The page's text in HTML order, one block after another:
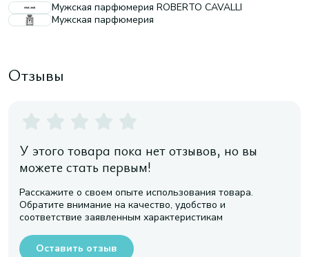
Мужская парфюмерия ROBERTO CAVALLI
Мужская парфюмерия
Отзывы
У этого товара пока нет отзывов, но вы
можете стать первым!
Расскажите о своем опыте использования товара.
Обратите внимание на качество, удобство и
соответствие заявленным характеристикам
Оставить отзыв